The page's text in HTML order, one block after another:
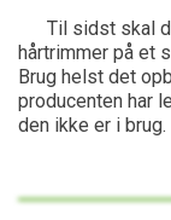
Til sidst skal
hårtrimmer på et
Brug helst det
producenten har
den ikke er i brug.